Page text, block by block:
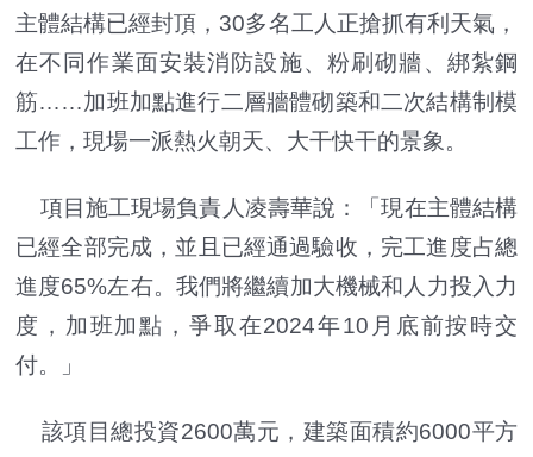
主體結構已經封頂，30多名工人正搶抓有利天氣，
在不同作業面安裝消防設施、粉刷砌牆、綁紮鋼
筋……加班加點進行二層牆體砌築和二次結構制模
工作，現場一派熱火朝天、大干快干的景象。
項目施工現場負責人凌壽華說：「現在主體結構
已經全部完成，並且已經通過驗收，完工進度占總
進度65%左右。我們將繼續加大機械和人力投入力
度，加班加點，爭取在2024年10月底前按時交
付。」
該項目總投資2600萬元，建築面積約6000平方